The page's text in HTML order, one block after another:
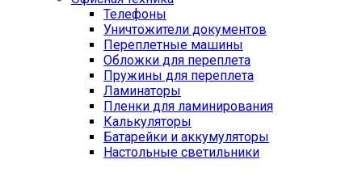
Телефоны
Уничтожители документов
Переплетные машины
Обложки для переплета
Пружины для переплета
Ламинаторы
Пленки для ламинирования
Калькуляторы
Батарейки и аккумуляторы
Настольные светильники